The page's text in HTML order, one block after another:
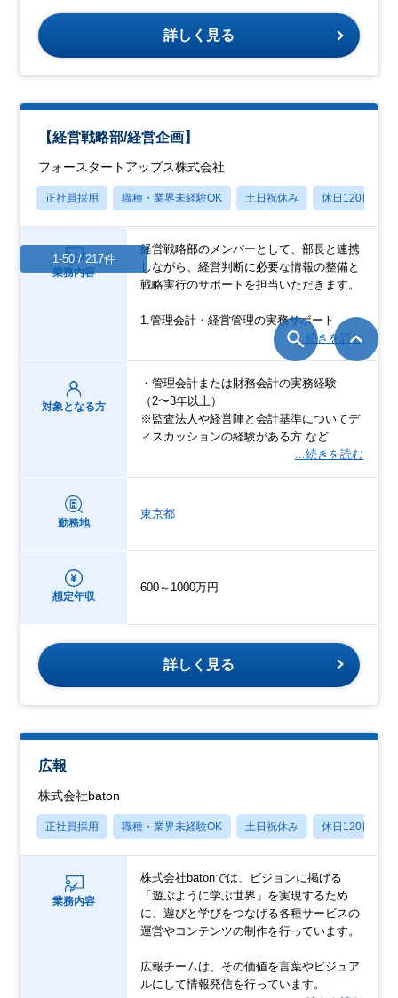
詳しく見る
【経営戦略部/経営企画】
フォースタートアップス株式会社
正社員採用 職種・業界未経験OK 土日祝休み 休日120日以上
業務内容
経営戦略部のメンバーとして、部長と連携
しながら、経営判断に必要な情報の整備と
戦略実行のサポートを担当いただきます。
1.管理会計・経営管理の実務サポート
…続きを読む
対象となる方
・管理会計または財務会計の実務経験
（2〜3年以上）
※監査法人や経営陣と会計基準についてデ
ィスカッションの経験がある方 など
…続きを読む
勤務地
東京都
想定年収
600～1000万円
詳しく見る
広報
株式会社baton
正社員採用 職種・業界未経験OK 土日祝休み 休日120日以上
業務内容
株式会社batonでは、ビジョンに掲げる
「遊ぶように学ぶ世界」を実現するため
に、遊びと学びをつなげる各種サービスの
運営やコンテンツの制作を行っています。
広報チームは、その価値を言葉やビジュア
ルにして情報発信を行っています。
1-50 / 217件